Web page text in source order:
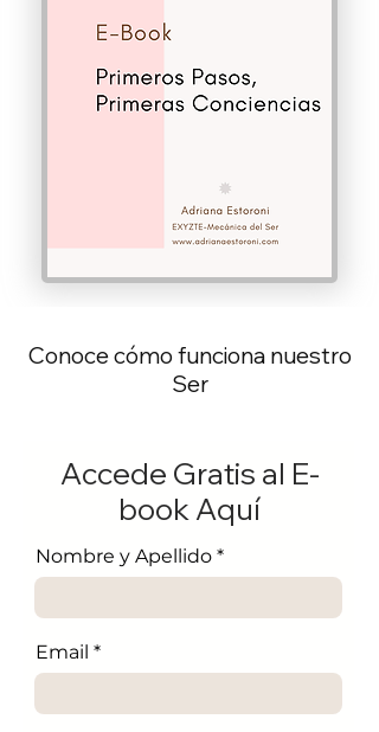
Conoce cómo funciona nuestro
Ser
Accede Gratis al E-
book Aquí
Nombre y Apellido
Email